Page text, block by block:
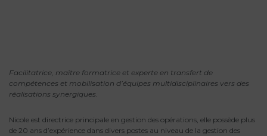
Facilitatrice, maître formatrice et experte en transfert de
compétences et mobilisation d’équipes multidisciplinaires vers des
réalisations synergiques.
Nicole est directrice principale en gestion des opérations, elle possède plus
de 20 ans d’expérience dans divers postes au niveau de la gestion des